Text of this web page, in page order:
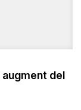
del